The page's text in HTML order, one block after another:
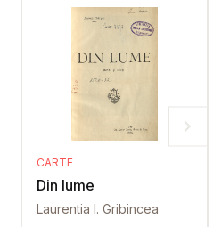
CARTE
Din lume
Laurentia I. Gribincea